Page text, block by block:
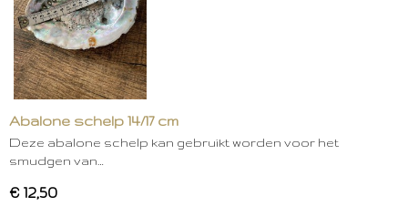
Abalone schelp 14/17 cm
Deze abalone schelp kan gebruikt worden voor het
smudgen van…
€ 12,50